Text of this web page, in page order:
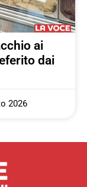
ai
dai
2026